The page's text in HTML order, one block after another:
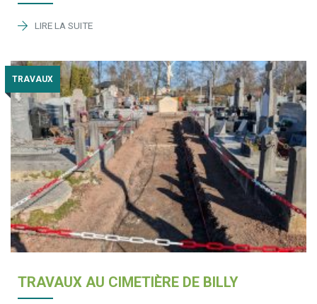
LIRE LA SUITE
TRAVAUX
TRAVAUX AU CIMETIÈRE DE BILLY